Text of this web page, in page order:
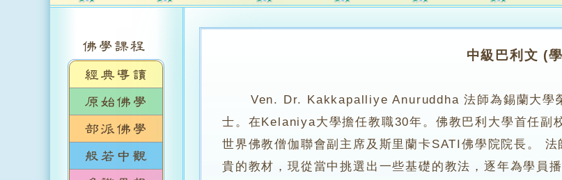
中級巴利文 (
Ven. Dr. Kakkapalliye Anuruddha 法師為錫蘭大學
士。在Kelaniya大學擔任教職30年。佛教巴利大學首任副
世界佛教僧伽聯會副主席及斯里蘭卡SATI佛學院院長。
貴的教材，現從當中挑選出一些基礎的教法，逐年為學員